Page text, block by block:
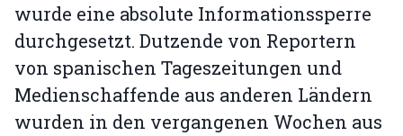
wurde eine absolute Informationssperre
durchgesetzt. Dutzende von Reportern
von spanischen Tageszeitungen und
Medienschaffende aus anderen Ländern
wurden in den vergangenen Wochen aus